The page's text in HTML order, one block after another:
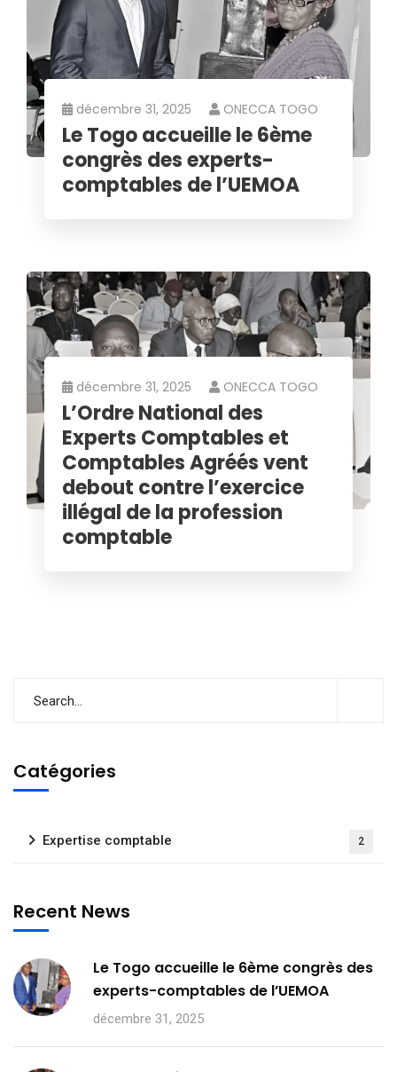
décembre 31, 2025 ONECCA TOGO
Le Togo accueille le 6ème
congrès des experts-
comptables de l’UEMOA
décembre 31, 2025 ONECCA TOGO
L’Ordre National des
Experts Comptables et
Comptables Agréés vent
debout contre l’exercice
illégal de la profession
comptable
Catégories
Expertise comptable 2
Recent News
Le Togo accueille le 6ème congrès des
experts-comptables de l’UEMOA
décembre 31, 2025